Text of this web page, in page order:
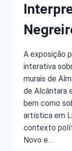
A exposição
interativa
murais de
de Alcântara
bem como
artística em
contexto
Novo e…